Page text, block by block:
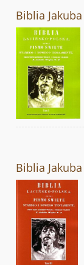
Biblia
Biblia